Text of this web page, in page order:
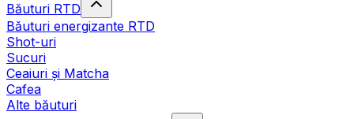
Băuturi RTD
Băuturi energizante RTD
Shot-uri
Sucuri
Ceaiuri și Matcha
Cafea
Alte băuturi